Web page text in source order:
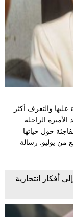
والتعرف أكثر
الراحلة
حول حياتها
من يوليو. رسالة
أفكار انتحارية